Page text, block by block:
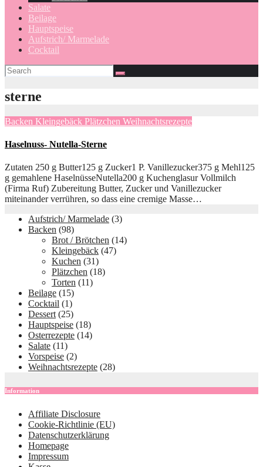
Salate
Beilage
Hauptspeise
Aufstrich/ Marmelade
Cocktail
sterne
Backen Kleingebäck Plätzchen Weihnachtsrezepte
Haselnuss- Nutella-Sterne
Zutaten 250 g Butter125 g Zucker1 P. Vanillezucker375 g Mehl125
g gemahlene HaselnüsseNutella200 g Kuchenglasur Vollmilch
(Firma Ruf) Zubereitung Butter, Zucker und Vanillezucker
miteinander verrühren, so dass eine cremige Masse…
Aufstrich/ Marmelade (3)
Backen (98)
Brot / Brötchen (14)
Kleingebäck (47)
Kuchen (31)
Plätzchen (18)
Torten (11)
Beilage (15)
Cocktail (1)
Dessert (25)
Hauptspeise (18)
Osterrezepte (14)
Salate (11)
Vorspeise (2)
Weihnachtsrezepte (28)
Information
Affiliate Disclosure
Cookie-Richtlinie (EU)
Datenschutzerklärung
Homepage
Impressum